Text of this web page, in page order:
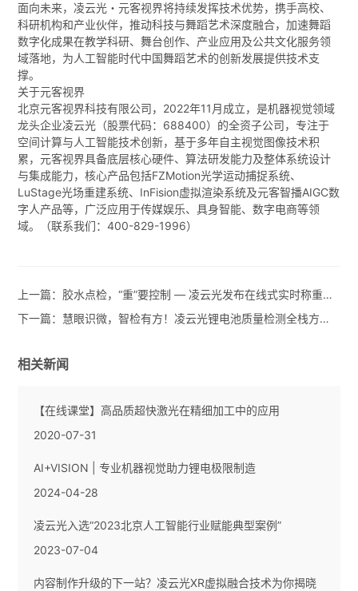
面向未来，凌云光・元客视界将持续发挥技术优势，携手高校、
科研机构和产业伙伴，推动科技与舞蹈艺术深度融合，加速舞蹈
数字化成果在教学科研、舞台创作、产业应用及公共文化服务领
域落地，为人工智能时代中国舞蹈艺术的创新发展提供技术支
撑。
关于元客视界
北京元客视界科技有限公司，2022年11月成立，是机器视觉领域
龙头企业凌云光（股票代码：688400）的全资子公司，专注于
空间计算与人工智能技术创新，基于多年自主视觉图像技术积
累，元客视界具备底层核心硬件、算法研发能力及整体系统设计
与集成能力，核心产品包括FZMotion光学运动捕捉系统、
LuStage光场重建系统、InFision虚拟渲染系统及元客智播AIGC数
字人产品等，广泛应用于传媒娱乐、具身智能、数字电商等领
域。（联系我们：400-829-1996）
上一篇： 胶水点检，“重”要控制 — 凌云光发布在线式实时称重模组
下一篇： 慧眼识微，智检有方！凌云光锂电池质量检测全栈方案亮相CIBF2026
相关新闻
【在线课堂】高品质超快激光在精细加工中的应用
2020-07-31
AI+VISION | 专业机器视觉助力锂电极限制造
2024-04-28
凌云光入选“2023北京人工智能行业赋能典型案例”
2023-07-04
内容制作升级的下一站？凌云光XR虚拟融合技术为你揭晓